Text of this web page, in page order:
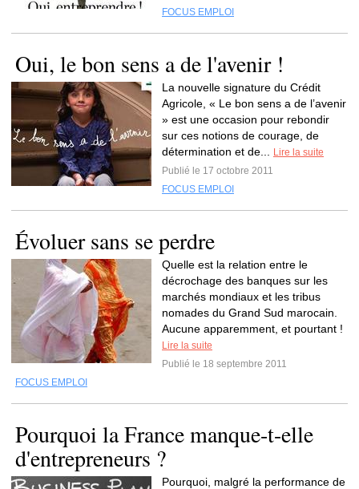
FOCUS EMPLOI
Oui, le bon sens a de l'avenir !
La nouvelle signature du Crédit
Agricole, « Le bon sens a de l’avenir
» est une occasion pour rebondir
sur ces notions de courage, de
détermination et de...
Lire la suite
Publié le 17 octobre 2011
FOCUS EMPLOI
Évoluer sans se perdre
Quelle est la relation entre le
décrochage des banques sur les
marchés mondiaux et les tribus
nomades du Grand Sud marocain.
Aucune apparemment, et pourtant !
Lire la suite
Publié le 18 septembre 2011
FOCUS EMPLOI
Pourquoi la France manque-t-elle
d'entrepreneurs ?
Pourquoi, malgré la performance de